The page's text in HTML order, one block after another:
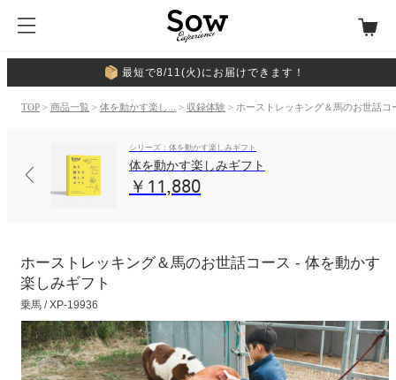
最短で8/11(火)にお届けできます！
TOP > 商品一覧 > 体を動かす楽し... > 収録体験 > ホーストレッキング＆馬のお世話コ
シリーズ：体を動かす楽しみギフト
体を動かす楽しみギフト
￥11,880
ホーストレッキング＆馬のお世話コース - 体を動かす
楽しみギフト
乗馬 / XP-19936